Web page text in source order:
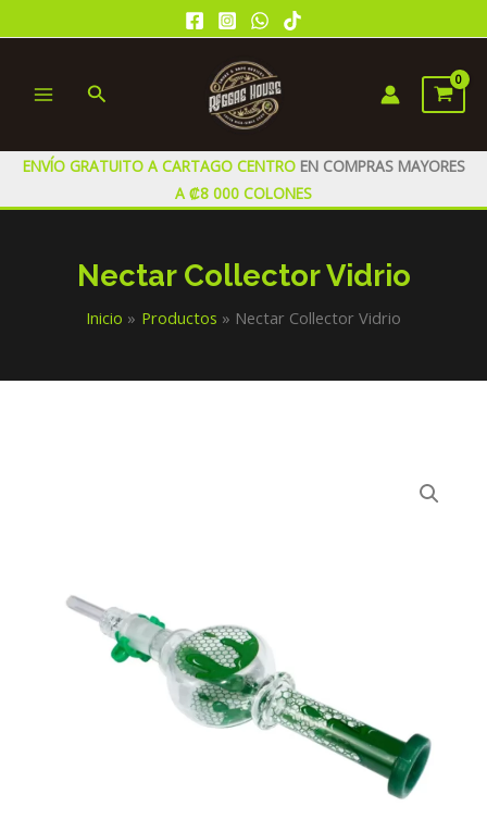
al
MENU
Buscar
ENVÍO GRATUITO A CARTAGO CENTRO EN COMPRAS MAYORES
A ₡8 000 COLONES
Nectar Collector Vidrio
Inicio Productos Nectar Collector Vidrio